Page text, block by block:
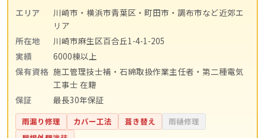
エリア
川崎市・横浜市青葉区・町田市・調布市など近郊エ
リア
所在地
川崎市麻生区百合丘1-4-1-205
実績
6000棟以上
保有資格 施工管理技士補・石綿取扱作業主任者・第二種電気
工事士 在籍
保証
最長30年保証
雨漏り修理 カバー工法 葺き替え
雨樋修理